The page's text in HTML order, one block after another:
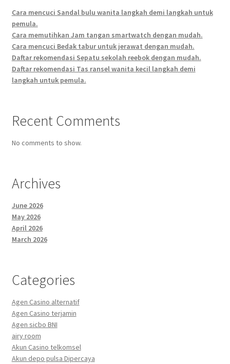
Cara mencuci Sandal bulu wanita langkah demi langkah untuk
pemula.
Cara memutihkan Jam tangan smartwatch dengan mudah.
Cara mencuci Bedak tabur untuk jerawat dengan mudah.
Daftar rekomendasi Sepatu sekolah reebok dengan mudah.
Daftar rekomendasi Tas ransel wanita kecil langkah demi
langkah untuk pemula.
Recent Comments
No comments to show.
Archives
June 2026
May 2026
April 2026
March 2026
Categories
Agen Casino alternatif
Agen Casino terjamin
Agen sicbo BNI
airy room
Akun Casino telkomsel
Akun depo pulsa Dipercaya